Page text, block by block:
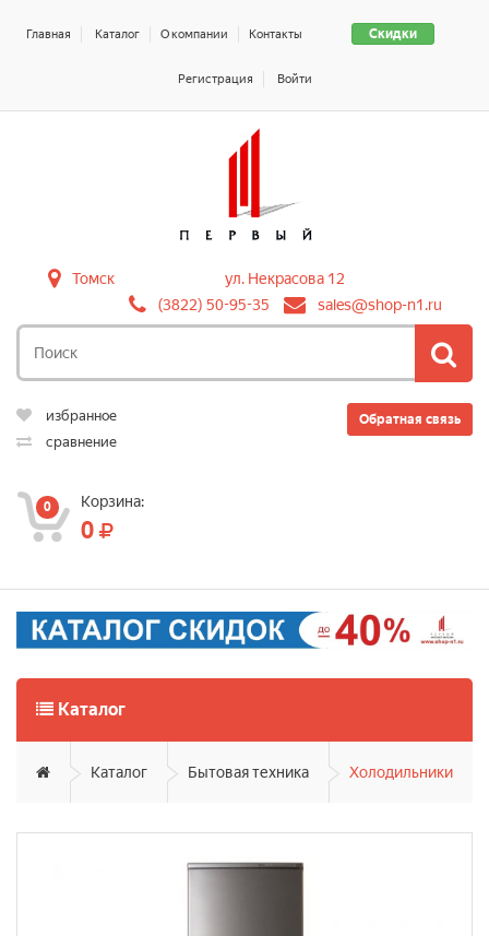
Скидки
Главная Каталог О компании Контакты
Регистрация Войти
Томск
ул. Некрасова 12
(3822) 50-95-35
sales@shop-n1.ru
Обратная связь
избранное
сравнение
0 Корзина:
0
Каталог
Каталог Бытовая техника Холодильники